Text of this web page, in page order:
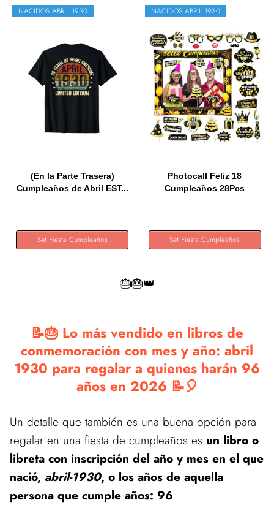
NACIDOS ABRIL 1930
(En la Parte Trasera)
Cumpleaños de Abril EST...
Set Fiesta Cumpleaños
NACIDOS ABRIL 1930
Photocall Feliz 18
Cumpleaños 28Pcs
Set Fiesta Cumpleaños
🎂🎂👑
📝🎂 Lo más vendido en libros de
conmemoración con mes y año: abril
1930 para regalar a quienes harán 96
años en 2026 📝🎈
Un detalle que también es una buena opción para
regalar en una fiesta de cumpleaños es un libro o
libreta con inscripción del año y mes en el que
nació, abril-1930, o los años de aquella
persona que cumple años: 96